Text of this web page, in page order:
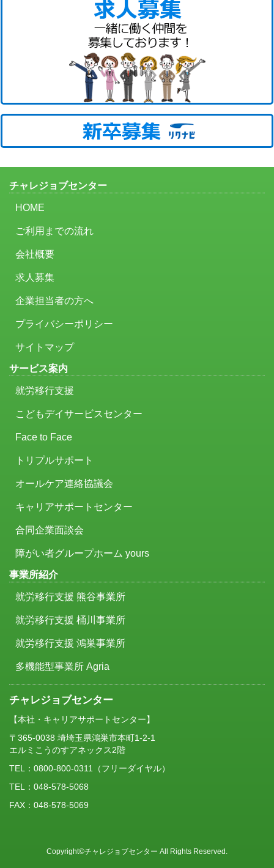
チャレジョブセンター
HOME
ご利用までの流れ
会社概要
求人募集
企業担当者の方へ
プライバシーポリシー
サイトマップ
サービス案内
就労移行支援
こどもデイサービスセンター
Face to Face
トリプルサポート
オールケア連絡協議会
キャリアサポートセンター
合同企業面談会
障がい者グループホーム yours
事業所紹介
就労移行支援 熊谷事業所
就労移行支援 桶川事業所
就労移行支援 鴻巣事業所
多機能型事業所 Agria
チャレジョブセンター
【本社・キャリアサポートセンター】
〒365-0038 埼埼玉県鴻巣市本町1-2-1
エルミこうのすアネックス2階
TEL： 0800-800-0311 （フリーダイヤル）
TEL：048-578-5068
FAX：048-578-5069
Copyright©チャレジョブセンター All Rights Reserved.